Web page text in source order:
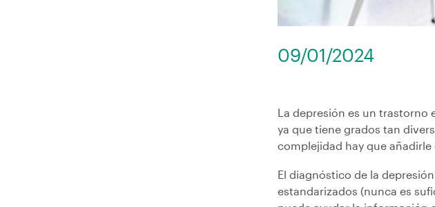
09/01/2024
La depresión es un trastorno
ya que tiene grados tan
complejidad hay que
El diagnóstico de la
estandarizados (nunca es